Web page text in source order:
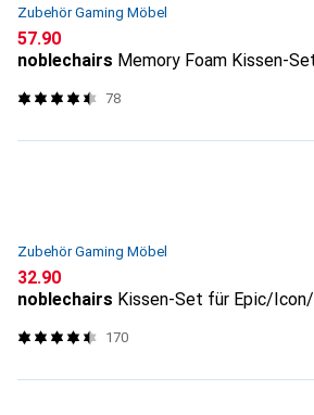
Zubehör Gaming Möbel
CHF
57.90
noblechairs Memory Foam Kissen-
78
Zubehör Gaming Möbel
CHF
32.90
noblechairs Kissen-Set für Epic/
170